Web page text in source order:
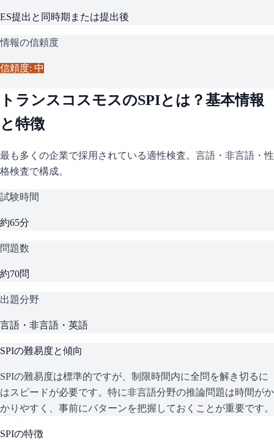
ES提出と同時期または提出後
情報の信頼度
信頼度: 中
トランスコスモスのSPIとは？基本情報
と特徴
最も多くの企業で採用されている適性検査。言語・非言語・性
格検査で構成。
試験時間
約65分
問題数
約70問
出題分野
言語・非言語・英語
SPIの難易度と傾向
SPIの難易度は標準的ですが、制限時間内に全問を解き切るに
はスピードが必要です。特に非言語分野の推論問題は時間がか
かりやすく、事前にパターンを把握しておくことが重要です。
SPIの特徴